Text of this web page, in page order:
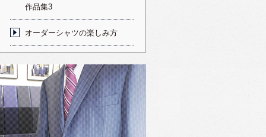
作品集3
オーダーシャツの楽しみ方